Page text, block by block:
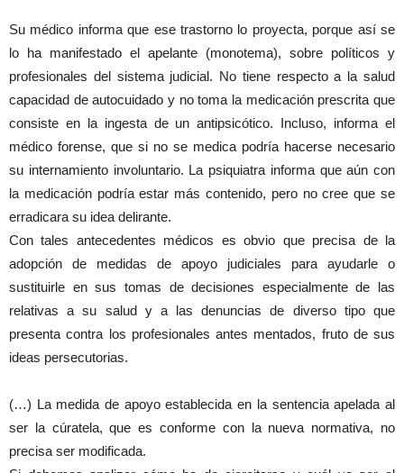
Su médico informa que ese trastorno lo proyecta, porque así se
lo ha manifestado el apelante (monotema), sobre políticos y
profesionales del sistema judicial. No tiene respecto a la salud
capacidad de autocuidado y no toma la medicación prescrita que
consiste en la ingesta de un antipsicótico. Incluso, informa el
médico forense, que si no se medica podría hacerse necesario
su internamiento involuntario. La psiquiatra informa que aún con
la medicación podría estar más contenido, pero no cree que se
erradicara su idea delirante.
Con tales antecedentes médicos es obvio que precisa de la
adopción de medidas de apoyo judiciales para ayudarle o
sustituirle en sus tomas de decisiones especialmente de las
relativas a su salud y a las denuncias de diverso tipo que
presenta contra los profesionales antes mentados, fruto de sus
ideas persecutorias.
(…) La medida de apoyo establecida en la sentencia apelada al
ser la cúratela, que es conforme con la nueva normativa, no
precisa ser modificada.